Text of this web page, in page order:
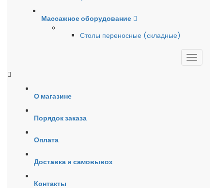
Массажное оборудование
Столы переносные (складные)
О магазине
Порядок заказа
Оплата
Доставка и самовывоз
Контакты